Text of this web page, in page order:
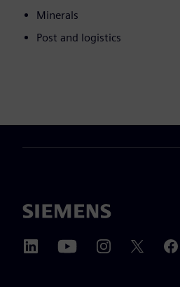
Minerals
Post and logistics